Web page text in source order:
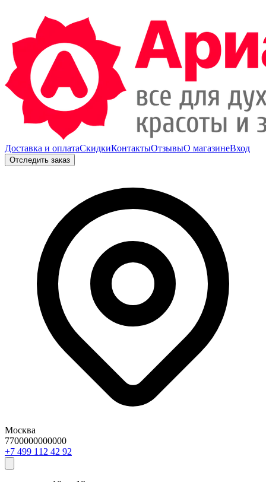
Доставка и оплатаСкидкиКонтактыОтзывыО магазинеВход
Отследить заказ
Москва
7700000000000
29 24 211 994 7+